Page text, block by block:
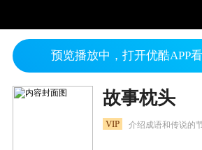
预览播放中，打开优酷APP
故事枕头
VIP 介绍成语和传说的